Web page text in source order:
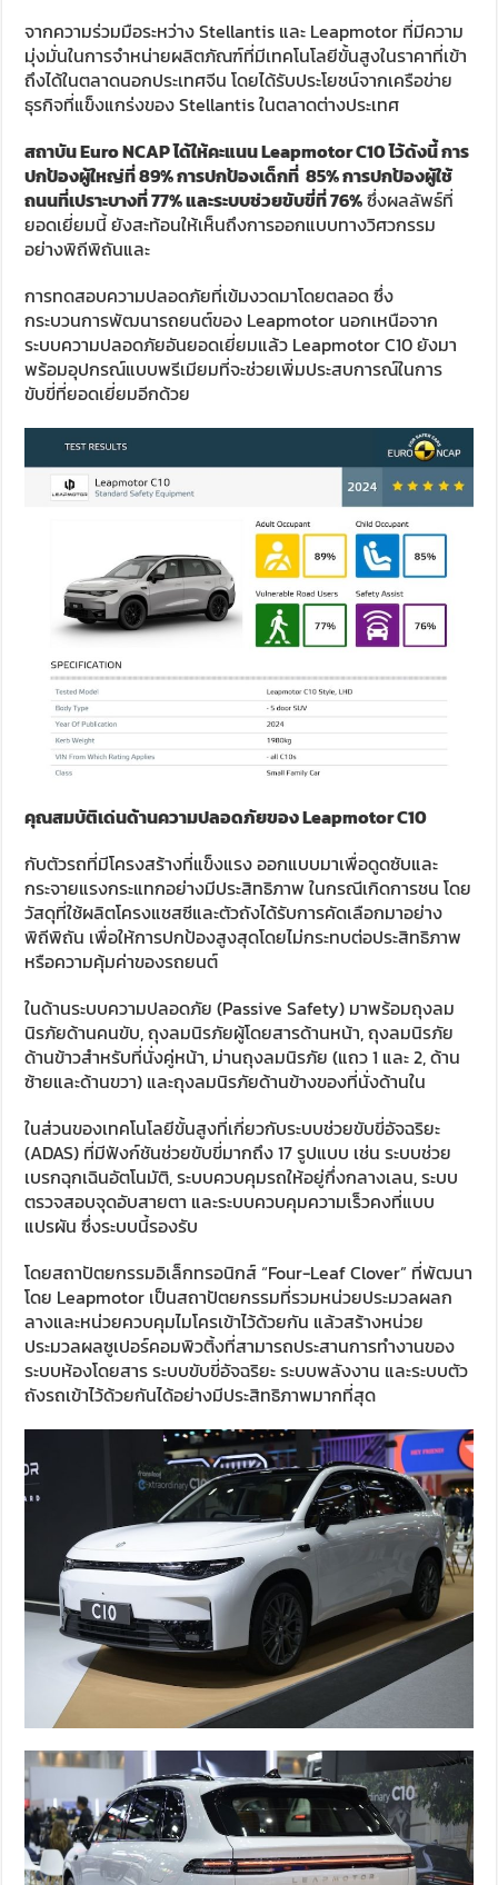
จากความร่วมมือระหว่างStellantis และ Leapmotor ที่มีความ
มุ่งมั่นในการจำหน่ายผลิตภัณฑ์ที่มีเทคโนโลยีขั้นสูงในราคาที่เข้า
ถึงได้ในตลาดนอกประเทศจีน โดยได้รับประโยชน์จากเครือข่าย
ธุรกิจที่แข็งแกร่งของStellantisในตลาดต่างประเทศ
สถาบันEuro NCAPได้ให้คะแนนLeapmotor C10ไว้ดังนี้ การ
ปกป้องผู้ใหญ่ที่89%การปกป้องเด็กที่ 85%การปกป้องผู้ใช้
ถนนที่เปราะบางที่77%และระบบช่วยขับขี่ที่76%ซึ่งผลลัพธ์ที่
ยอดเยี่ยมนี้ ยังสะท้อนให้เห็นถึงการออกแบบทางวิศวกรรม
อย่างพิถีพิถันและ
การทดสอบความปลอดภัยที่เข้มงวดมาโดยตลอด ซึ่ง
กระบวนการพัฒนารถยนต์ของ Leapmotor นอกเหนือจาก
ระบบความปลอดภัยอันยอดเยี่ยมแล้ว Leapmotor C10ยังมา
พร้อมอุปกรณ์แบบพรีเมียมที่จะช่วยเพิ่มประสบการณ์ในการ
ขับขี่ที่ยอดเยี่ยมอีกด้วย
คุณสมบัติเด่นด้านความปลอดภัยของLeapmotor C10
กับตัวรถที่มีโครงสร้างที่แข็งแรง ออกแบบมาเพื่อดูดซับและ
กระจายแรงกระแทกอย่างมีประสิทธิภาพ ในกรณีเกิดการชน โดย
วัสดุที่ใช้ผลิตโครงแชสซีและตัวถังได้รับการคัดเลือกมาอย่าง
พิถีพิถัน เพื่อให้การปกป้องสูงสุดโดยไม่กระทบต่อประสิทธิภาพ
หรือความคุ้มค่าของรถยนต์
ในด้านระบบความปลอดภัย (Passive Safety) มาพร้อมถุงลม
นิรภัยด้านคนขับ,ถุงลมนิรภัยผู้โดยสารด้านหน้า,ถุงลมนิรภัย
ด้านข้าวสำหรับที่นั่งคู่หน้า, ม่านถุงลมนิรภัย (แถว1 และ2,ด้าน
ซ้ายและด้านขวา) และถุงลมนิรภัยด้านข้างของที่นั่งด้านใน
ในส่วนของเทคโนโลยีขั้นสูงที่เกี่ยวกับระบบช่วยขับขี่อัจฉริยะ
(ADAS) ที่มีฟังก์ชันช่วยขับขี่มากถึง17รูปแบบ เช่น ระบบช่วย
เบรกฉุกเฉินอัตโนมัติ,ระบบควบคุมรถให้อยู่กึ่งกลางเลน,ระบบ
ตรวจสอบจุดอับสายตา และระบบควบคุมความเร็วคงที่แบบ
แปรผัน ซึ่งระบบนี้รองรับ
โดยสถาปัตยกรรมอิเล็กทรอนิกส์ “Four-Leaf Clover” ที่พัฒนา
โดย Leapmotor เป็นสถาปัตยกรรมที่รวมหน่วยประมวลผลก
ลางและหน่วยควบคุมไมโครเข้าไว้ด้วยกัน แล้วสร้างหน่วย
ประมวลผลซูเปอร์คอมพิวติ้งที่สามารถประสานการทำงานของ
ระบบห้องโดยสาร ระบบขับขี่อัจฉริยะ ระบบพลังงาน และระบบตัว
ถังรถเข้าไว้ด้วยกันได้อย่างมีประสิทธิภาพมากที่สุด